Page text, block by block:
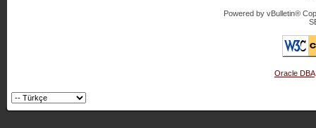
Powered by vBulletin®
Oracle DBA